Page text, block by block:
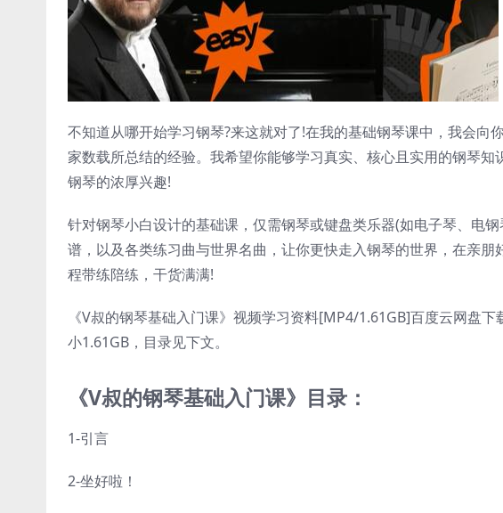
不知道从哪开始学习钢琴?来这就对了!在我的基础钢琴课中，我会向
家数载所总结的经验。我希望你能够学习真实、核心且实用的钢琴
钢琴的浓厚兴趣!
针对钢琴小白设计的基础课，仅需钢琴或键盘类乐器(如电子琴、电
谱，以及各类练习曲与世界名曲，让你更快走入钢琴的世界，在亲
程带练陪练，干货满满!
《V叔的钢琴基础入门课》视频学习资料[MP4/1.61GB]百度云网盘
小1.61GB，目录见下文。
《V叔的钢琴基础入门课》目录：
1-引言
2-坐好啦！